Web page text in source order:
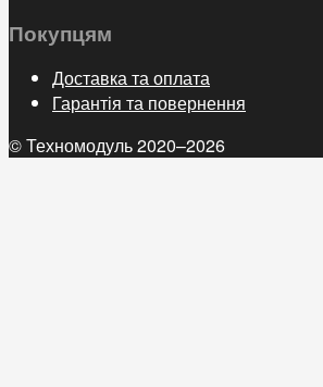
Покупцям
Доставка та оплата
Гарантія та повернення
© Техномодуль 2020–2026